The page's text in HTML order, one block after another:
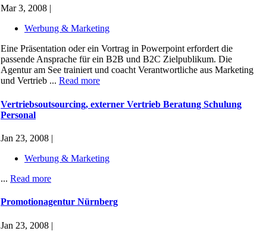
Mar 3, 2008 |
Werbung & Marketing
Eine Präsentation oder ein Vortrag in Powerpoint erfordert die
passende Ansprache für ein B2B und B2C Zielpublikum. Die
Agentur am See trainiert und coacht Verantwortliche aus Marketing
und Vertrieb ... Read more
Vertriebsoutsourcing, externer Vertrieb Beratung Schulung
Personal
Jan 23, 2008 |
Werbung & Marketing
... Read more
Promotionagentur Nürnberg
Jan 23, 2008 |